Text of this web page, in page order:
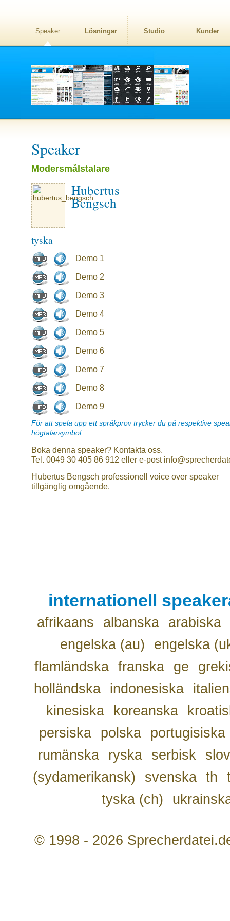
Speaker Lösningar Studio Kunder
Speaker
Modersmålstalare
Hubertus
Bengsch
tyska
Demo 1
Demo 2
Demo 3
Demo 4
Demo 5
Demo 6
Demo 7
Demo 8
Demo 9
För att spela upp ett språkprov trycker du på respektive
högtalarsymbol
Boka denna speaker? Kontakta oss.
Tel. 0049 30 405 86 912 eller e-post
Hubertus Bengsch professionell voice over speaker
tillgänglig omgående.
internationell
afrikaans albanska
arabiska
engelska (au)
engelska
flamländska franska ge
holländska
indonesiska
kinesiska
koreanska
persiska
polska
portugisiska
rumänska
ryska serbisk
(sydamerikansk)
svenska th
tyska (ch)
© 1998 - 2026